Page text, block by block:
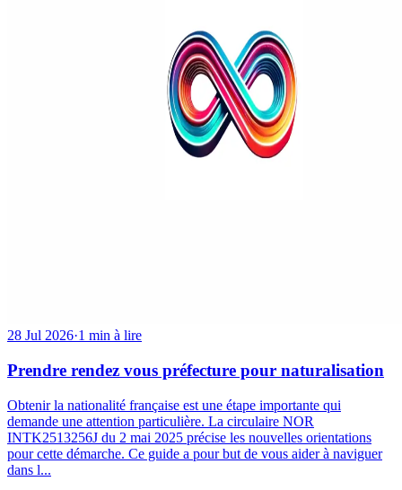
28 Jul 2026·1 min à lire
Prendre rendez vous préfecture pour naturalisation
Obtenir la nationalité française est une étape importante qui
demande une attention particulière. La circulaire NOR
INTK2513256J du 2 mai 2025 précise les nouvelles orientations
pour cette démarche. Ce guide a pour but de vous aider à naviguer
dans l...